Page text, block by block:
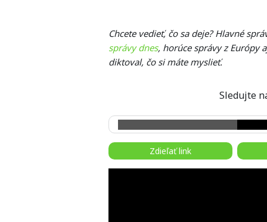
Chcete vedieť, čo sa deje? Hlavné
správy dnes, horúce správy z Európy
diktoval, čo si máte myslieť.
Sledujte
Zdieľať link